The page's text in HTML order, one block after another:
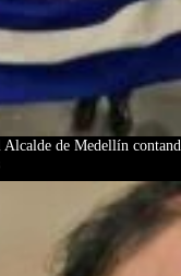
Alcalde de Medellín